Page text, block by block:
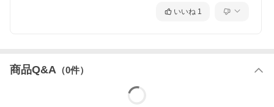
これさえあれば、いつでもどこでもワークスペースが完成。日々
いいね 1
商品Q&A （0件）